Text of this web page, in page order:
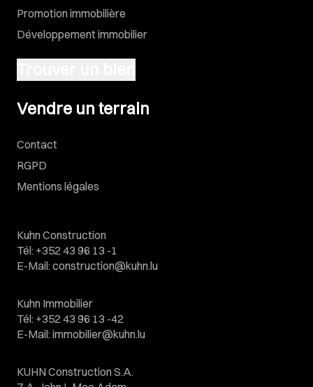
Promotion immobilière
Développement immobilier
Vendre un terrain
Contact
RGPD
Mentions légales
Kuhn Construction
Tél: +352 43 96 13 -1
E-Mail: construction@kuhn.lu
Kuhn Immobilier
Tél: +352 43 96 13 -42
E-Mail: immobilier@kuhn.lu
KUHN Construction S.A.